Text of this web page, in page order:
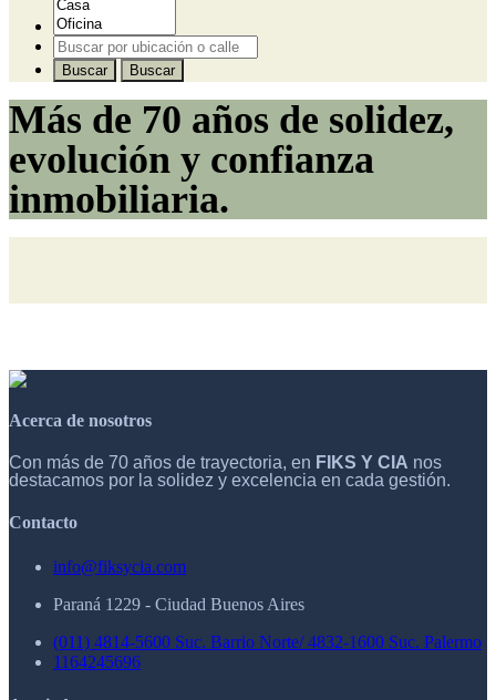
Buscar Buscar
Más de 70 años de solidez,
evolución y confianza
inmobiliaria.
Acerca de nosotros
Con más de 70 años de trayectoria, en FIKS Y CIA nos
destacamos por la solidez y excelencia en cada gestión.
Contacto
info@fiksycia.com
Paraná 1229 - Ciudad Buenos Aires
(011) 4814-5600 Suc. Barrio Norte/ 4832-1600 Suc. Palermo
1164245696